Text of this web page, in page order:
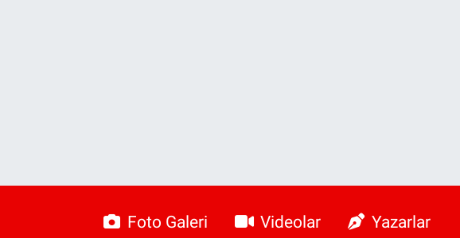
Foto Galeri Videolar Yazarlar